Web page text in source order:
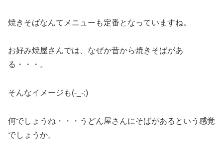
焼きそばなんてメニューも定番となっていますね。
お好み焼屋さんでは、なぜか昔から焼きそばがあ
る・・・。
そんなイメージも(-_-;)
何でしょうね・・・うどん屋さんにそばがあるという感覚
でしょうか。